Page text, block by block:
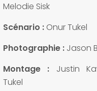
Melodie Sisk
Scénario :Onur Tukel
Photographie :Jason
Montage : Justin
Tukel